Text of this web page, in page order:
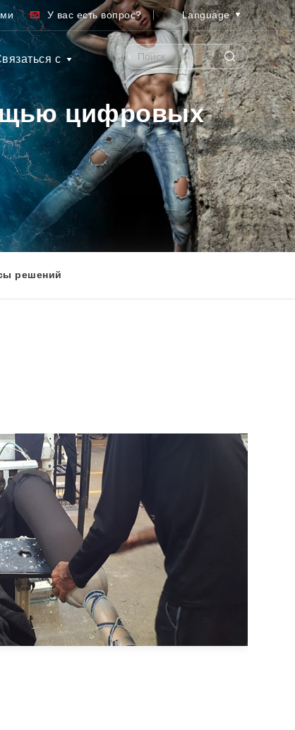
У вас есть вопрос? Language
с
цифровых
решений